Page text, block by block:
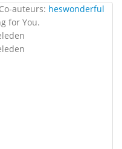
Co-auteurs: heswonderful
for You.